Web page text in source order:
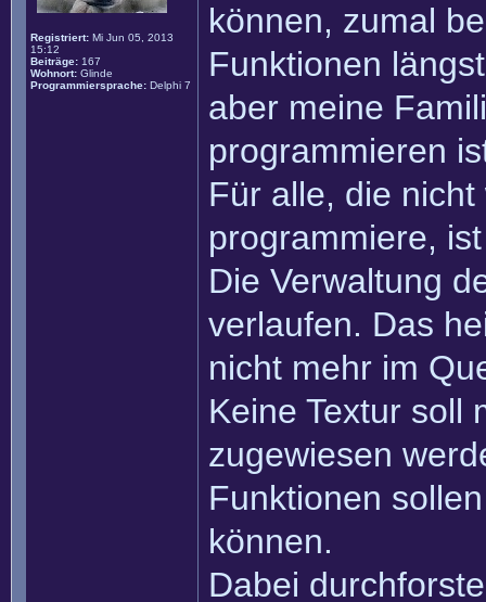
Registriert: Mi Jun 05, 2013
15:12
Beiträge: 167
Wohnort: Glinde
Programmiersprache: Delphi 7
können, zumal
Funktionen
aber meine
programmieren
Für alle, die
programmiere,
Die Verwaltung
verlaufen. Das
nicht mehr im
Keine Textur soll
zugewiesen
Funktionen
können.
Dabei